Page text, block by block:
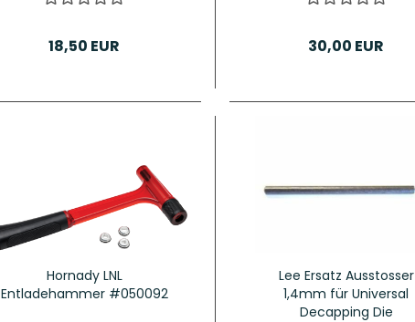
18,50 EUR 30,00 EUR
Hornady LNL
Entladehammer #050092
Lee Ersatz Ausstosser
1,4mm für Universal
Decapping Die